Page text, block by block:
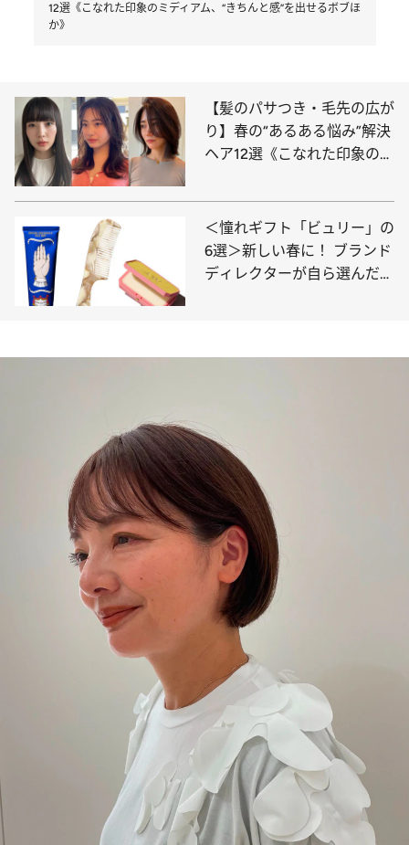
12選《こなれた印象のミディアム、“きちんと感”を出せるボブほ
か》
【髪のパサつき・毛先の広が
り】春の“あるある悩み”解決
ヘア12選《こなれた印象のミ
せるボブほか》
＜憧れギフト「ビュリー」の
6選＞新しい春に！ ブランド
ディレクターが自ら選んだ記